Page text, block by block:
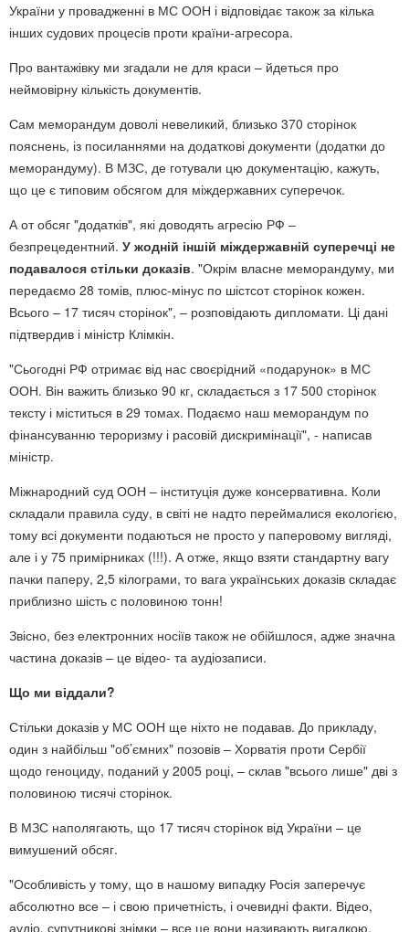
України у провадженні в МС ООН і відповідає також за кілька
інших судових процесів проти країни-агресора.
Про вантажівку ми згадали не для краси – йдеться про
неймовірну кількість документів.
Сам меморандум доволі невеликий, близько 370 сторінок
пояснень, із посиланнями на додаткові документи (додатки до
меморандуму). В МЗС, де готували цю документацію, кажуть,
що це є типовим обсягом для міждержавних суперечок.
А от обсяг "додатків", які доводять агресію РФ –
безпрецедентний. У жодній іншій міждержавній суперечці не
подавалося стільки доказів. "Окрім власне меморандуму, ми
передаємо 28 томів, плюс-мінус по шістсот сторінок кожен.
Всього – 17 тисяч сторінок", – розповідають дипломати. Ці дані
підтвердив і міністр Клімкін.
"Сьогодні РФ отримає від нас своєрідний «подарунок» в МС
ООН. Він важить близько 90 кг, складається з 17 500 сторінок
тексту і міститься в 29 томах. Подаємо наш меморандум по
фінансуванню тероризму і расовій дискримінації", - написав
міністр.
Міжнародний суд ООН – інституція дуже консервативна. Коли
складали правила суду, в світі не надто переймалися екологією,
тому всі документи подаються не просто у паперовому вигляді,
але і у 75 примірниках (!!!). А отже, якщо взяти стандартну вагу
пачки паперу, 2,5 кілограми, то вага українських доказів складає
приблизно шість с половиною тонн!
Звісно, без електронних носіїв також не обійшлося, адже значна
частина доказів – це відео- та аудіозаписи.
Що ми віддали?
Стільки доказів у МС ООН ще ніхто не подавав. До прикладу,
один з найбільш "об’ємних" позовів – Хорватія проти Сербії
щодо геноциду, поданий у 2005 році, – склав "всього лише" дві з
половиною тисячі сторінок.
В МЗС наполягають, що 17 тисяч сторінок від України – це
вимушений обсяг.
"Особливість у тому, що в нашому випадку Росія заперечує
абсолютно все – і свою причетність, і очевидні факти. Відео,
аудіо, супутникові знімки – все це вони називають вигадкою.